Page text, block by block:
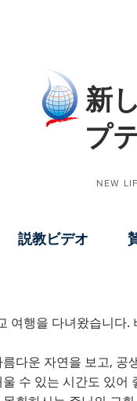
新
プ
NEW
説教ビデオ
친교
여행을 다녀왔습니다
다운 자연을 보고,
수 있는 시간도 있어